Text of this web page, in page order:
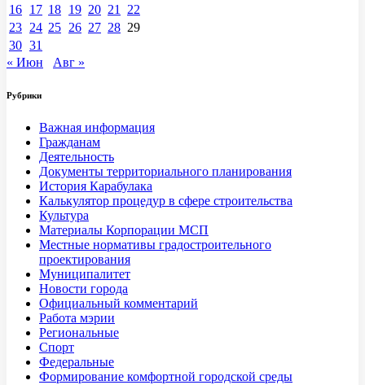
16 17 18 19 20 21
22
23 24 25 26 27 28 29
30 31
« Июн
Авг »
Рубрики
Важная информация
Гражданам
Деятельность
Документы территориального планирования
История Карабулака
Калькулятор процедур в сфере строительства
Культура
Материалы Корпорации МСП
Местные нормативы градостроительного
проектирования
Муниципалитет
Новости города
Официальный комментарий
Работа мэрии
Региональные
Спорт
Федеральные
Формирование комфортной городской среды